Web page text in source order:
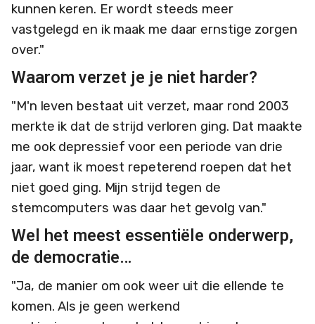
kunnen keren. Er wordt steeds meer
vastgelegd en ik maak me daar ernstige zorgen
over."
Waarom verzet je je niet harder?
"M'n leven bestaat uit verzet, maar rond 2003
merkte ik dat de strijd verloren ging. Dat maakte
me ook depressief voor een periode van drie
jaar, want ik moest repeterend roepen dat het
niet goed ging. Mijn strijd tegen de
stemcomputers was daar het gevolg van."
Wel het meest essentiële onderwerp,
de democratie…
"Ja, de manier om ook weer uit die ellende te
komen. Als je geen werkend